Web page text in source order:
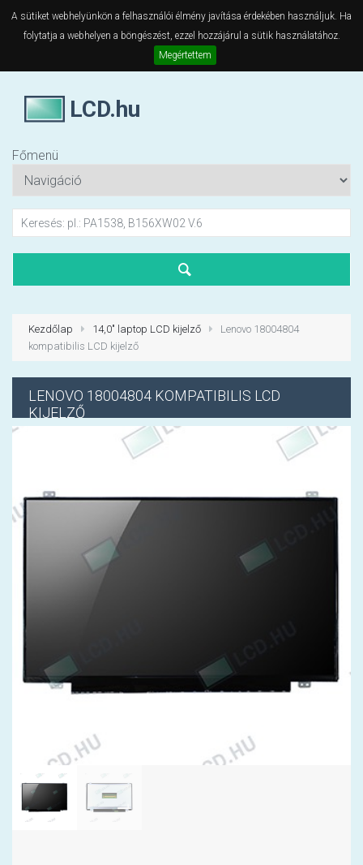
A sütiket webhelyünkön a felhasználói élmény javítása érdekében használjuk. Ha
folytatja a webhelyen a böngészést, ezzel hozzájárul a sütik használatához.
Megértettem
LCD.hu
Főmenü
Kezdőlap 14,0" laptop LCD kijelző
Lenovo 18004804
kompatibilis LCD kijelző
LENOVO 18004804 KOMPATIBILIS LCD
KIJELZŐ